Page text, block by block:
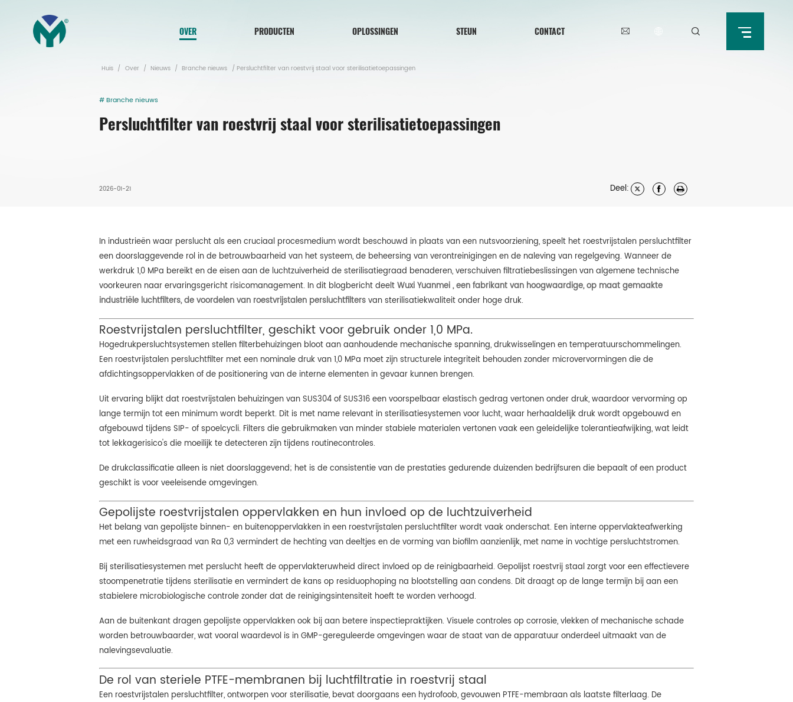
OVER PRODUCTEN OPLOSSINGEN STEUN CONTACT
Huis / Over / Nieuws / Branche nieuws / Persluchtfilter van roestvrij staal voor sterilisatietoepassingen
# Branche nieuws
Persluchtfilter van roestvrij staal voor sterilisatietoepassingen
2026-01-21 Deel:
In industrieën waar perslucht als een cruciaal procesmedium wordt beschouwd in plaats van een nutsvoorziening, speelt het roestvrijstalen persluchtfilter
een doorslaggevende rol in de betrouwbaarheid van het systeem, de beheersing van verontreinigingen en de naleving van regelgeving. Wanneer de
werkdruk 1,0 MPa bereikt en de eisen aan de luchtzuiverheid de sterilisatiegraad benaderen, verschuiven filtratiebeslissingen van algemene technische
voorkeuren naar ervaringsgericht risicomanagement. In dit blogbericht deeltWuxi Yuanmei , een fabrikant van hoogwaardige, op maat gemaakte
industriële luchtfilters, de voordelen van roestvrijstalen persluchtfiltersvan sterilisatiekwaliteit onder hoge druk.
Roestvrijstalen persluchtfilter, geschikt voor gebruik onder 1,0 MPa.
Hogedrukpersluchtsystemen stellen filterbehuizingen bloot aan aanhoudende mechanische spanning, drukwisselingen en temperatuurschommelingen.
Een roestvrijstalen persluchtfilter met een nominale druk van 1,0 MPa moet zijn structurele integriteit behouden zonder microvervormingen die de
afdichtingsoppervlakken of de positionering van de interne elementen in gevaar kunnen brengen.
Uit ervaring blijkt dat roestvrijstalen behuizingen van SUS304 of SUS316 een voorspelbaar elastisch gedrag vertonen onder druk, waardoor vervorming op
lange termijn tot een minimum wordt beperkt. Dit is met name relevant in sterilisatiesystemen voor lucht, waar herhaaldelijk druk wordt opgebouwd en
afgebouwd tijdens SIP- of spoelcycli. Filters die gebruikmaken van minder stabiele materialen vertonen vaak een geleidelijke tolerantieafwijking, wat leidt
tot lekkagerisico's die moeilijk te detecteren zijn tijdens routinecontroles.
De drukclassificatie alleen is niet doorslaggevend; het is de consistentie van de prestaties gedurende duizenden bedrijfsuren die bepaalt of een product
geschikt is voor veeleisende omgevingen.
Gepolijste roestvrijstalen oppervlakken en hun invloed op de luchtzuiverheid
Het belang van gepolijste binnen- en buitenoppervlakken in een roestvrijstalen persluchtfilter wordt vaak onderschat. Een interne oppervlakteafwerking
met een ruwheidsgraad van Ra 0,3 vermindert de hechting van deeltjes en de vorming van biofilm aanzienlijk, met name in vochtige persluchtstromen.
Bij sterilisatiesystemen met perslucht heeft de oppervlakteruwheid direct invloed op de reinigbaarheid. Gepolijst roestvrij staal zorgt voor een effectievere
stoompenetratie tijdens sterilisatie en vermindert de kans op residuophoping na blootstelling aan condens. Dit draagt ​​op de lange termijn bij aan een
stabielere microbiologische controle zonder dat de reinigingsintensiteit hoeft te worden verhoogd.
Aan de buitenkant dragen gepolijste oppervlakken ook bij aan betere inspectiepraktijken. Visuele controles op corrosie, vlekken of mechanische schade
worden betrouwbaarder, wat vooral waardevol is in GMP-gereguleerde omgevingen waar de staat van de apparatuur onderdeel uitmaakt van de
nalevingsevaluatie.
De rol van steriele PTFE-membranen bij luchtfiltratie in roestvrij staal
Een roestvrijstalen persluchtfilter, ontworpen voor sterilisatie, bevat doorgaans een hydrofoob, gevouwen PTFE-membraan als laatste filterlaag. De